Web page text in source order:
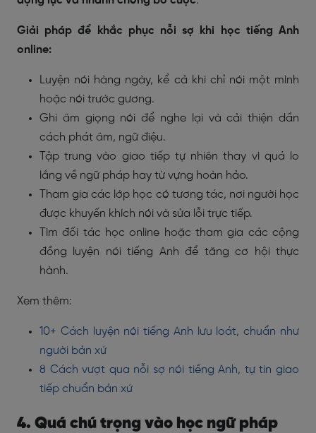
Giải pháp để khắc phục nỗi sợ khi học tiếng Anh
online:
Luyện nói hàng ngày, kể cả khi chỉ nói một mình
hoặc nói trước gương.
Ghi âm giọng nói để nghe lại và cải thiện dần
cách phát âm, ngữ điệu.
Tập trung vào giao tiếp tự nhiên thay vì quá lo
lắng về ngữ pháp hay từ vựng hoàn hảo.
Tham gia các lớp học có tương tác, nơi người học
được khuyến khích nói và sửa lỗi trực tiếp.
Tìm đối tác học online hoặc tham gia các cộng
đồng luyện nói tiếng Anh để tăng cơ hội thực
hành.
Xem thêm:
10+ Cách luyện nói tiếng Anh lưu loát, chuẩn như
người bản xứ
8 Cách vượt qua nỗi sợ nói tiếng Anh, tự tin giao
tiếp chuẩn bản xứ
4. Quá chú trọng vào học ngữ pháp